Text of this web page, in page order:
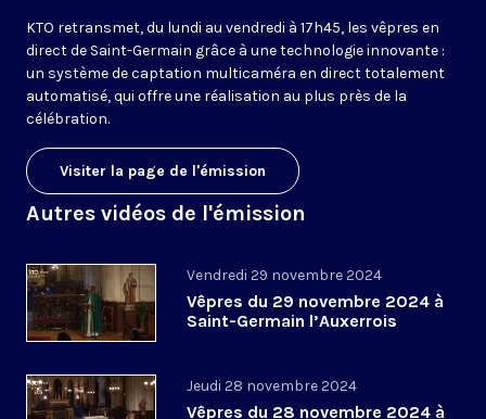
KTO retransmet, du lundi au vendredi à 17h45, les vêpres en
direct de Saint-Germain grâce à une technologie innovante :
un système de captation multicaméra en direct totalement
automatisé, qui offre une réalisation au plus près de la
célébration.
Visiter la page de l'émission
Autres vidéos de l'émission
Vendredi 29 novembre 2024
Vêpres du 29 novembre 2024 à
Saint-Germain l’Auxerrois
Jeudi 28 novembre 2024
Vêpres du 28 novembre 2024 à